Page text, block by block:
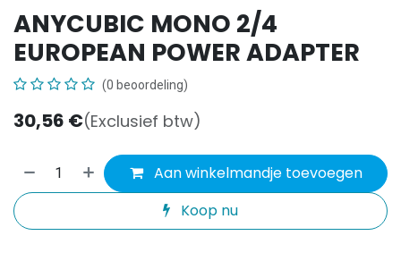
ANYCUBIC MONO 2/4
EUROPEAN POWER ADAPTER
(0 beoordeling)
30,56 €(Exclusief btw)
Aan winkelmandje toevoegen
Koop nu